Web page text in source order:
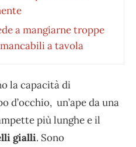
a mangiarne troppe
a tavola
la capacità di
d’occhio, un’ape da una
più lunghe e il
gialli. Sono